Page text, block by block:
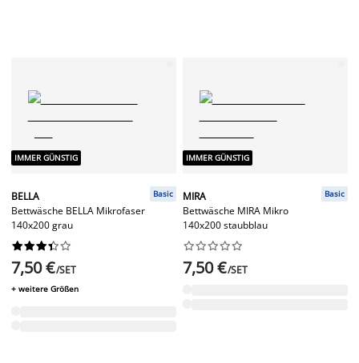
IMMER GÜNSTIG
BELLA
Bettwäsche BELLA Mikrofaser
140x200 grau
Basic






7,50 €/SET
+ weitere Größen
IMMER GÜNSTIG
MIRA
Bettwäsche MIRA Mikro
140x200 staubblau
Basic






7,50 €/SET